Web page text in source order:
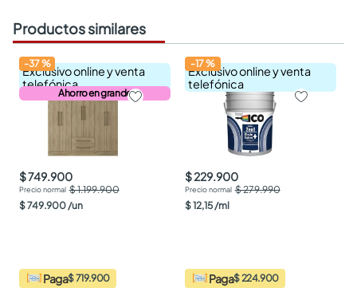
Productos similares
Exclusivo online y venta
telefónica
Ahorro en grande
-37%
$ 749.900
$ 1.199.900
$749.900 /un
Paga$ 719.900
Exclusivo online y venta
telefónica
-17%
$ 229.900
$ 279.990
$12,15 /ml
Paga$ 224.900